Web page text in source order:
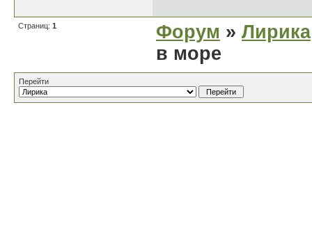
Страниц: 1 Форум » Лирика
в море
Перейти